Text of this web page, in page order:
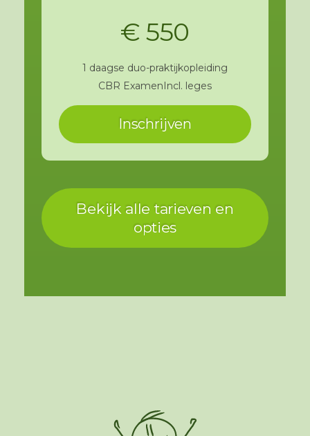
€ 550
1 daagse duo-praktijkopleiding
CBR Examen Incl. leges
Inschrijven
Bekijk alle tarieven en
opties